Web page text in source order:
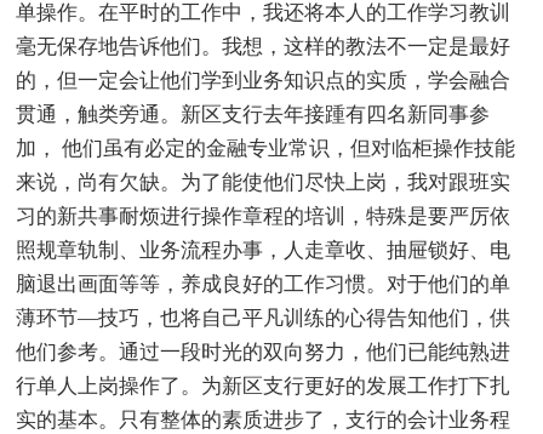
单操作。在平时的工作中，我还将本人的工作学习教训
毫无保存地告诉他们。我想，这样的教法不一定是最好
的，但一定会让他们学到业务知识点的实质，学会融合
贯通，触类旁通。新区支行去年接踵有四名新同事参
加， 他们虽有必定的金融专业常识，但对临柜操作技能
来说，尚有欠缺。为了能使他们尽快上岗，我对跟班实
习的新共事耐烦进行操作章程的培训，特殊是要严厉依
照规章轨制、业务流程办事，人走章收、抽屉锁好、电
脑退出画面等等，养成良好的工作习惯。对于他们的单
薄环节—技巧，也将自己平凡训练的心得告知他们，供
他们参考。通过一段时光的双向努力，他们已能纯熟进
行单人上岗操作了。为新区支行更好的发展工作打下扎
实的基本。只有整体的素质进步了，支行的会计业务程